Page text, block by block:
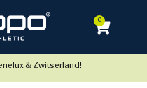
0
& Zwitserland!